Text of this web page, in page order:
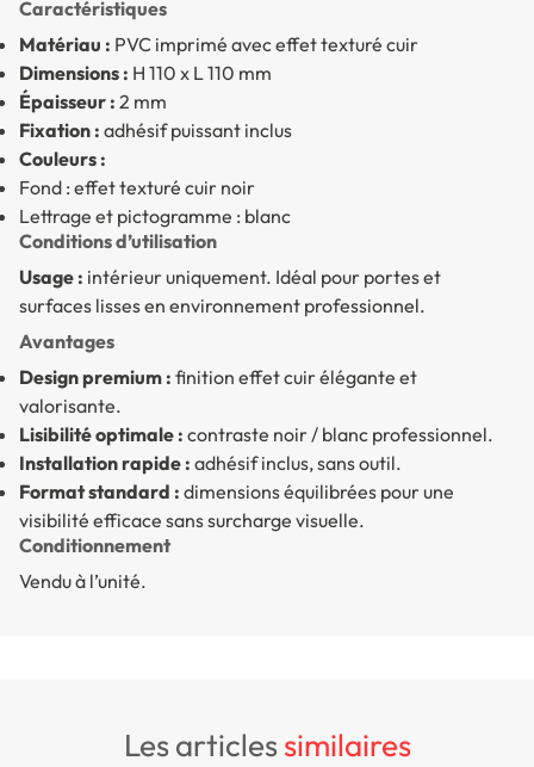
Caractéristiques
Matériau : PVC imprimé avec effet texturé cuir
Dimensions : H 110 x L 110 mm
Épaisseur : 2 mm
Fixation : adhésif puissant inclus
Couleurs :
Fond : effet texturé cuir noir
Lettrage et pictogramme : blanc
Conditions d’utilisation
Usage : intérieur uniquement. Idéal pour portes et
surfaces lisses en environnement professionnel.
Avantages
Design premium : finition effet cuir élégante et
valorisante.
Lisibilité optimale : contraste noir / blanc professionnel.
Installation rapide : adhésif inclus, sans outil.
Format standard : dimensions équilibrées pour une
visibilité efficace sans surcharge visuelle.
Conditionnement
Vendu à l’unité.
les articlessimilaires